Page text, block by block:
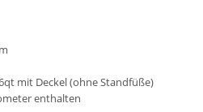
mit Deckel (ohne Standfüße)
enthalten